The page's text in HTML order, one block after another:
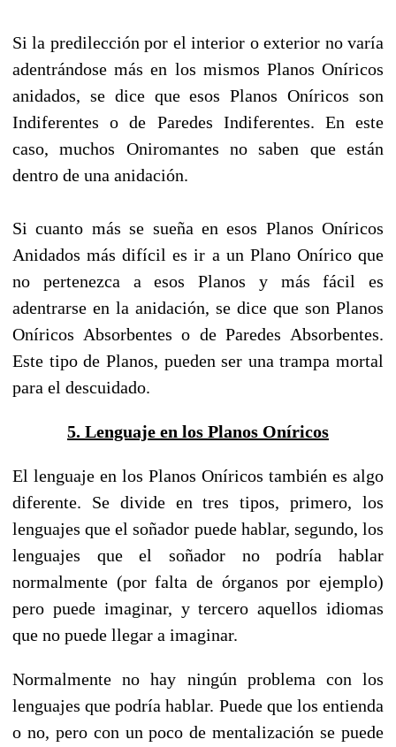
Si la predilección por el interior o exterior no varía
adentrándose más en los mismos Planos Oníricos
anidados, se dice que esos Planos Oníricos son
Indiferentes o de Paredes Indiferentes. En este
caso, muchos Oniromantes no saben que están
dentro de una anidación.
Si cuanto más se sueña en esos Planos Oníricos
Anidados más difícil es ir a un Plano Onírico que
no pertenezca a esos Planos y más fácil es
adentrarse en la anidación, se dice que son Planos
Oníricos Absorbentes o de Paredes Absorbentes.
Este tipo de Planos, pueden ser una trampa mortal
para el descuidado.
5. Lenguaje en los Planos Oníricos
El lenguaje en los Planos Oníricos también es algo
diferente. Se divide en tres tipos, primero, los
lenguajes que el soñador puede hablar, segundo, los
lenguajes que el soñador no podría hablar
normalmente (por falta de órganos por ejemplo)
pero puede imaginar, y tercero aquellos idiomas
que no puede llegar a imaginar.
Normalmente no hay ningún problema con los
lenguajes que podría hablar. Puede que los entienda
o no, pero con un poco de mentalización se puede